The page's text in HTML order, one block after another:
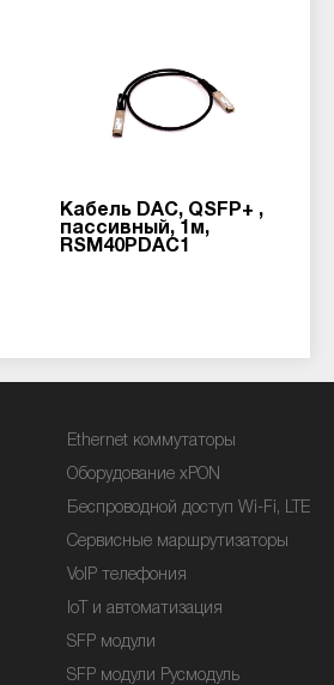
Кабель DAC, QSFP+ ,
пассивный, 1м,
RSM40PDAC1
Ethernet коммутаторы
Оборудование xPON
Беспроводной доступ Wi-Fi, LTE
Сервисные маршрутизаторы
VoIP телефония
IoT и автоматизация
SFP модули
SFP модули Русмодуль